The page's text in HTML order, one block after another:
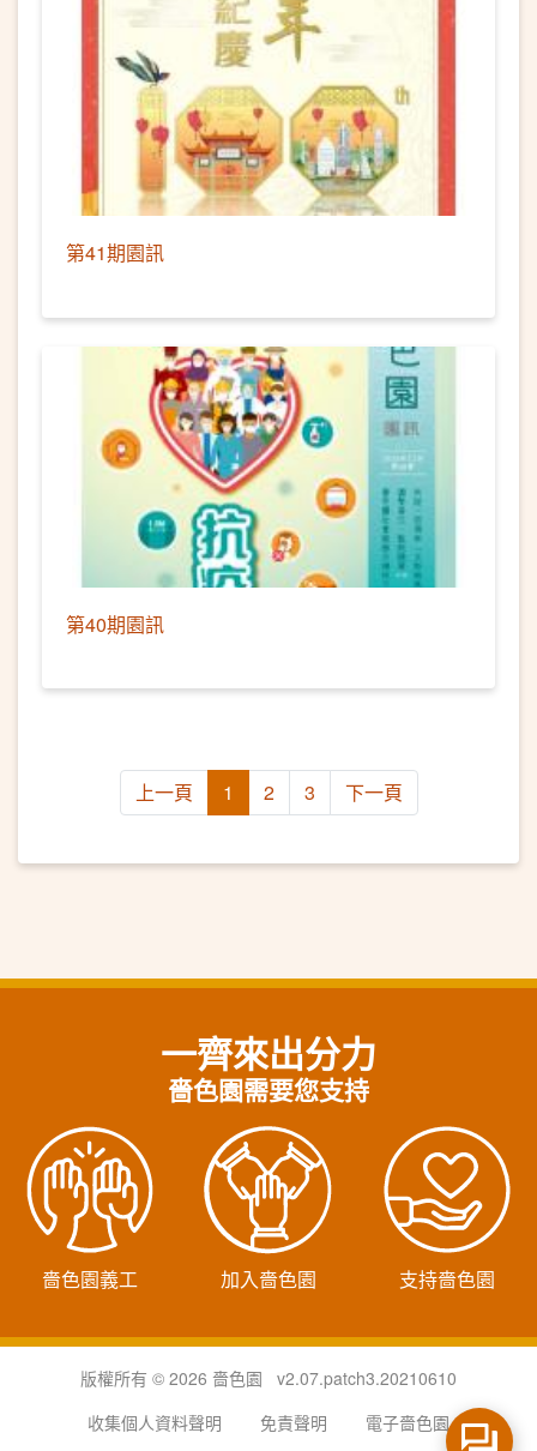
第41期園訊
第40期園訊
上一頁 1 2 3 下一頁
一齊來出分力
嗇色園需要您支持
嗇色園義工 加入嗇色園 支持嗇色園
版權所有 © 2026 嗇色園 v2.07.patch3.20210610
收集個人資料聲明
免責聲明 電子嗇色園